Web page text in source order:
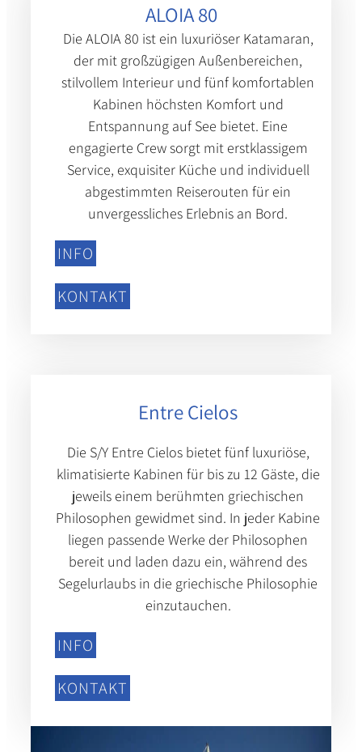
ALOIA 80
Die ALOIA 80 ist ein luxuriöser Katamaran,
der mit großzügigen Außenbereichen,
stilvollem Interieur und fünf komfortablen
Kabinen höchsten Komfort und
Entspannung auf See bietet. Eine
engagierte Crew sorgt mit erstklassigem
Service, exquisiter Küche und individuell
abgestimmten Reiserouten für ein
unvergessliches Erlebnis an Bord.
INFO
KONTAKT
Entre Cielos
Die S/Y Entre Cielos bietet fünf luxuriöse,
klimatisierte Kabinen für bis zu 12 Gäste, die
jeweils einem berühmten griechischen
Philosophen gewidmet sind. In jeder Kabine
liegen passende Werke der Philosophen
bereit und laden dazu ein, während des
Segelurlaubs in die griechische Philosophie
einzutauchen.
INFO
KONTAKT